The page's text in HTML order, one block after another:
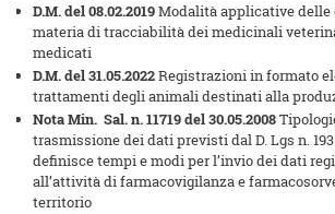
D.M. del 08.02.2019Modalità applicative
materia di tracciabilità dei medicinali
medicati
D.M. del 31.05.2022Registrazioni in formato
trattamenti degli animali destinati alla
Nota Min. Sal. n. 11719 del 30.05.2008
trasmissione dei dati previsti dal D. Lgs n.
definisce tempi e modi per l’invio dei dati
all’attività di farmacovigilanza e
territorio